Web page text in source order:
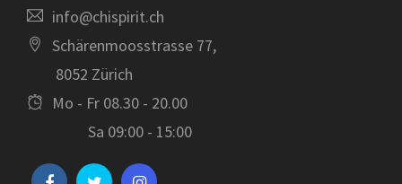
info@chispirit.ch
Schärenmoosstrasse 77,
8052 Zürich
Mo - Fr 08.30 - 20.00
Sa 09:00 - 15:00